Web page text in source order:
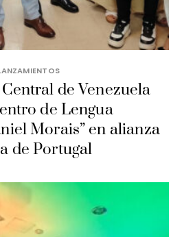
de Venezuela
de Lengua
Morais” en alianza
de Portugal